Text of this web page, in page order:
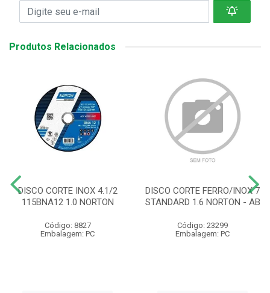
Produtos Relacionados
DISCO CORTE INOX 4.1/2
115BNA12 1.0 NORTON
Código: 8827
Embalagem: PC
DISCO CORTE FERRO/INOX 7
STANDARD 1.6 NORTON - AB
Código: 23299
Embalagem: PC